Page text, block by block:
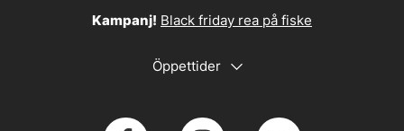
Kampanj! Black friday rea på fiske
Öppettider